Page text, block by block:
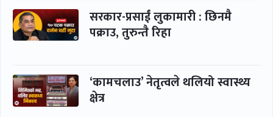
सरकार-प्रसाईं लुकामारी : छिनमै
पक्राउ, तुरुन्तै रिहा
‘कामचलाउ’ नेतृत्वले थलियो स्वास्थ्य
क्षेत्र